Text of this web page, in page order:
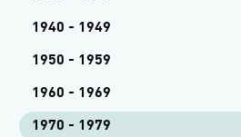
1940 - 1949
1950 - 1959
1960 - 1969
1970 - 1979